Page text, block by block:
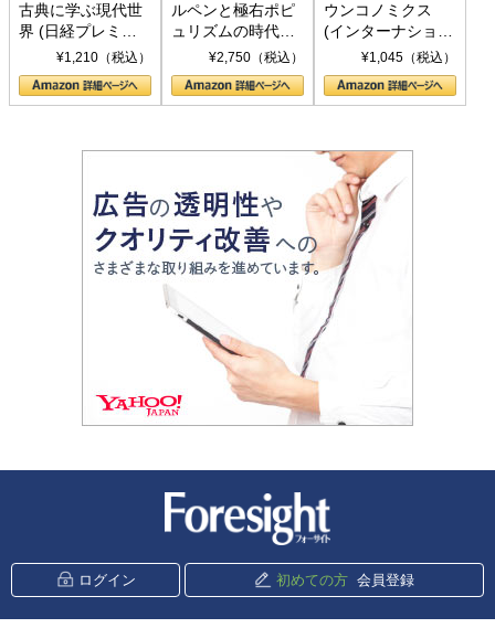
古典に学ぶ現代世
界 (日経プレミア
シリーズ)¥1,210（税込）
ルペンと極右ポピ
ュリズムの時代：
〈ヤヌス〉の二つ
の顔
¥2,750（税込）
ウンコノミクス
(インターナショナ
ル新書)¥1,045（税込）
ログイン 初めての方 会員登録